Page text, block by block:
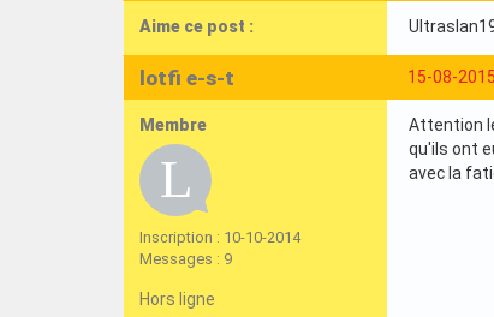
Aime ce post :
15-08-
lotfi e-s-t
Membre
Inscription : 10-10-2014
Messages : 9
Attention
qu'ils ont
avec la
Hors ligne